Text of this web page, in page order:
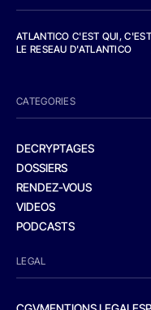
ATLANTICO C'EST QUI,
LE RESEAU D'ATLANTICO
CATEGORIES
DECRYPTAGES
DOSSIERS
RENDEZ-VOUS
VIDEOS
PODCASTS
LEGAL